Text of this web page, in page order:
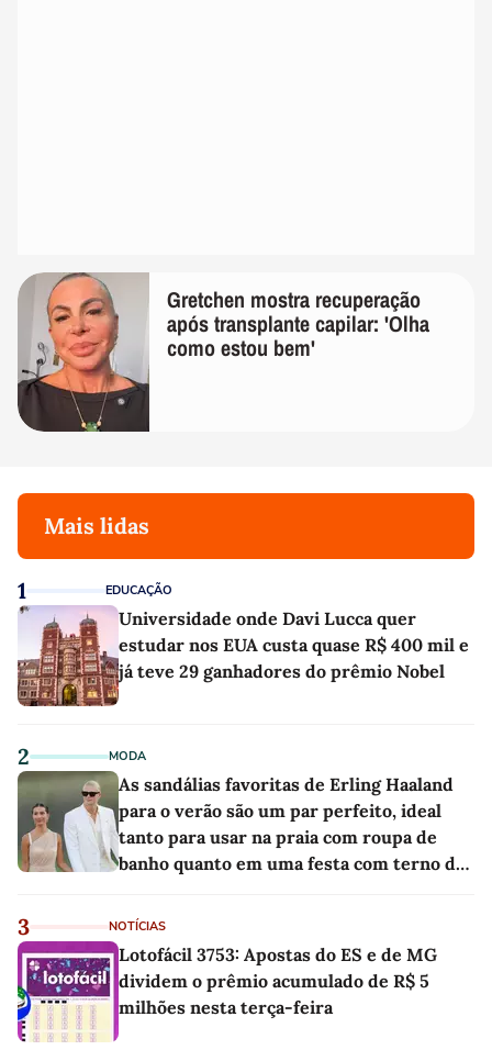
Gretchen mostra recuperação
após transplante capilar: 'Olha
como estou bem'
Mais lidas
1 EDUCAÇÃO
Universidade onde Davi Lucca quer
estudar nos EUA custa quase R$ 400 mil e
já teve 29 ganhadores do prêmio Nobel
2 MODA
As sandálias favoritas de Erling Haaland
para o verão são um par perfeito, ideal
tanto para usar na praia com roupa de
banho quanto em uma festa com terno de
3 NOTÍCIAS
Lotofácil 3753: Apostas do ES e de MG
dividem o prêmio acumulado de R$ 5
milhões nesta terça-feira